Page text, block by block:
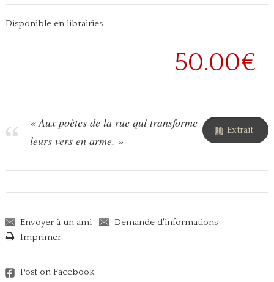
Disponible en librairies
50.00€
« Aux poètes de la rue qui transforme
leurs vers en arme. »
Extrait
Envoyer à un ami
Demande d'informations
Imprimer
Post on Facebook